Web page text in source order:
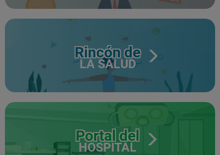
Rincón de
LA SALUD
Portal del
HOSPITAL